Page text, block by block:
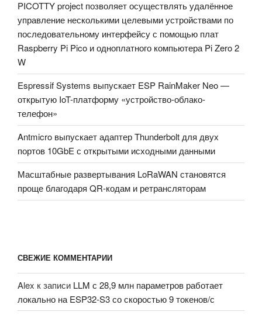
PICOTTY project позволяет осуществлять удалённое
управление несколькими целевыми устройствами по
последовательному интерфейсу с помощью плат
Raspberry Pi Pico и одноплатного компьютера Pi Zero 2
W
Espressif Systems выпускает ESP RainMaker Neo —
открытую IoT-платформу «устройство-облако-
телефон»
Antmicro выпускает адаптер Thunderbolt для двух
портов 10GbE с открытыми исходными данными
Масштабные развертывания LoRaWAN становятся
проще благодаря QR-кодам и ретрансляторам
СВЕЖИЕ КОММЕНТАРИИ
Alex к записи LLM с 28,9 млн параметров работает
локально на ESP32-S3 со скоростью 9 токенов/с